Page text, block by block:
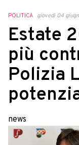
POLITICA giovedì 04
Estate
più
Polizia
news